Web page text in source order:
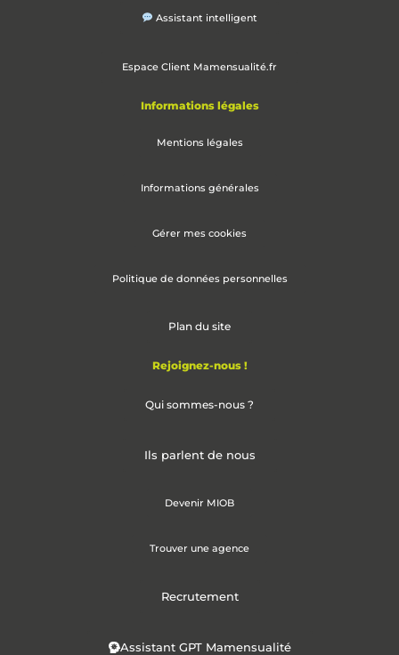
Assistant intelligent
Espace Client Mamensualité.fr
Informations légales
Mentions légales
Informations générales
Gérer mes cookies
Politique de données personnelles
Plan du site
Rejoignez-nous !
Qui sommes-nous ?
Ils parlent de nous
Devenir MIOB
Trouver une agence
Recrutement
Assistant GPT Mamensualité